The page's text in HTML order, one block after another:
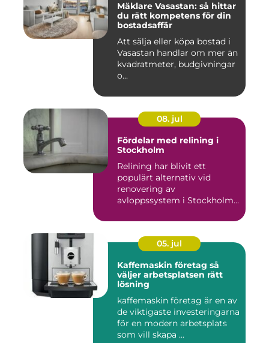
Mäklare Vasastan: så hittar
du rätt kompetens för din
bostadsaffär
Att sälja eller köpa bostad i
Vasastan handlar om mer än
kvadratmeter, budgivningar
o...
08. jul
Fördelar med relining i
Stockholm
Relining har blivit ett
populärt alternativ vid
renovering av
avloppssystem i Stockholm.
05. jul
Kaffemaskin företag så
väljer arbetsplatsen rätt
lösning
kaffemaskin företag är en av
de viktigaste investeringarna
för en modern arbetsplats
som vill skapa ...